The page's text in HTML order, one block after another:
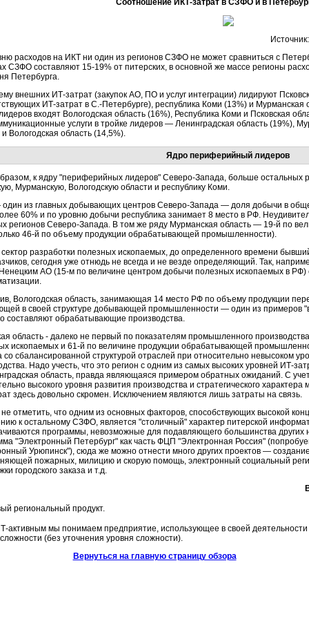
Соотношение ИКТ-затрат в СЗФО и в
расходов на ИКТ ни один из регионов СЗФО не может сравниться с
СЗФО составляют 15-19% от питерских, в основной же массе регионы
Петербурга.
внешних ИТ-затрат (закупок АО, ПО и услуг интеграции) лидируют
ИТ-затрат в С.-Петербурге), республика Коми (13%) и
входят Вологодская область (16%), Республика Коми и Псковская
услуги в тройке лидеров — Ленинградская область (19%),
Вологодская область (14,5%).
Ядро периферийный лидеров
к ядру "периферийных лидеров" Северо-Запада, больше остальных
Мурманскую, Вологодскую области и республику Коми.
из главных добывающих центров Северо-Запада — доля добычи в
60% и по уровню добычи республика занимает 8 место в РФ.
регионов Северо-Запада. В том же ряду Мурманская область — 19-й по
46-й по объему продукции обрабатывающей промышленности).
разработки полезных ископаемых, до определенного времени
сегодня уже отнюдь не всегда и не везде определяющий. Так,
АО (15-м по величине центром добычи полезных ископаемых в РФ)
Вологодская область, занимающая 14 место РФ по объему продукции
в своей структуре добывающей промышленности — один из примеров
составляют обрабатывающие производства.
область - далеко не первый по показателям промышленного
ископаемых и 61-й по величине продукции обрабатывающей
со сбалансированной структурой отраслей при относительно невысоком
Надо учесть, что это регион с одним из самых высоких уровней ИТ-
область, правда являющаяся примером обратных ожиданий. С
высокого уровня развития производства и стратегического
здесь довольно скромен. Исключением являются лишь затраты на связь.
отметить, что одним из основных факторов, способствующих высокой
к остальному СЗФО, является "столичный" характер питерской
программы, невозможные для подавляющего большинства
"Электронный Петербург" как часть ФЦП "Электронная Россия"
Урюпинск"), сюда же можно отнести много других проектов —
пожарных, милицию и скорую помощь, электронный социальный
городского заказа и т.д.
региональный продукт.
активным мы понимаем предприятие, использующее в своей деятельности
(без уточнения уровня сложности).
Вернуться на главную страницу обзора